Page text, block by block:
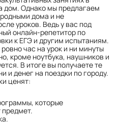
дом. Однако мы предлагаем
дома и не
уроков. Ведь у вас под
онлайн-репетитор по
к ЕГЭ и другим испытаниям.
час на урок и ни минуты
кроме ноутбука, наушников и
В итоге вы получаете те
и денег на поездки по городу.
ценят:
которые